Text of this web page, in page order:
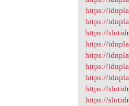
https://
https://
https://
https://
https://
https://
https://
https://
https://